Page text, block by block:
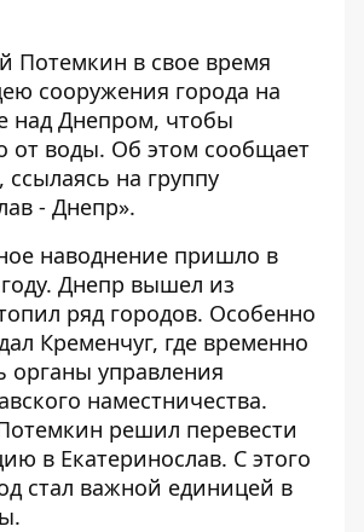
Потемкин в свое время
сооружения города на
над Днепром, чтобы
от воды. Об этом сообщает
, ссылаясь на группу
- Днепр».
наводнение пришло в
Днепр вышел из
ряд городов. Особенно
Кременчуг, где временно
органы управления
наместничества.
решил перевести
в Екатеринослав. С этого
стал важной единицей в